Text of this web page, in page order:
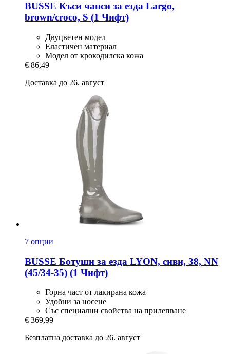
BUSSE Къси чапси за езда Largo,
brown/croco, S (1 Чифт)
Двуцветен модел
Еластичен материал
Модел от крокодилска кожа
€ 86,49
Доставка до 26. август
7 опции
BUSSE Ботуши за езда LYON, сиви, 38, NN
(45/34-​35) (1 Чифт)
Горна част от лакирана кожа
Удобни за носене
Със специални свойства на прилепване
€ 369,99
Безплатна доставка до 26. август